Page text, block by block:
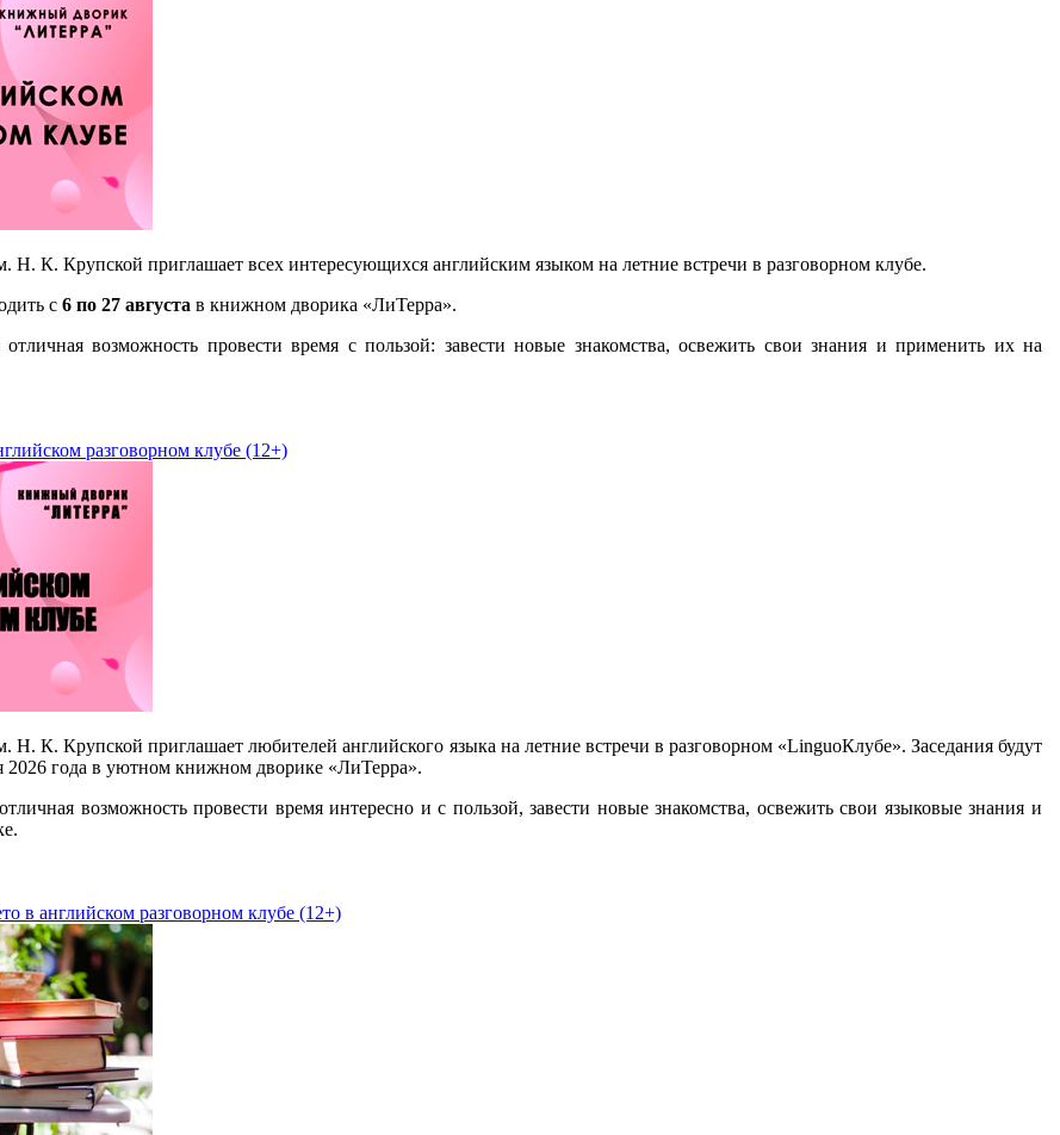
Н. К. Крупской приглашает всех интересующихся английским языком на летние встречи в разговорном клубе.
с 6 по 27 августа в книжном дворика «ЛиТерра».
возможность провести время с пользой: завести новые знакомства, освежить свои знания и применить их на
разговорном клубе (12+)
Н. К. Крупской приглашает любителей английского языка на летние встречи в разговорном «LinguoКлубе». Заседания будут
2026 года в уютном книжном дворике «ЛиТерра».
возможность провести время интересно и с пользой, завести новые знакомства, освежить свои языковые знания и
в английском разговорном клубе (12+)